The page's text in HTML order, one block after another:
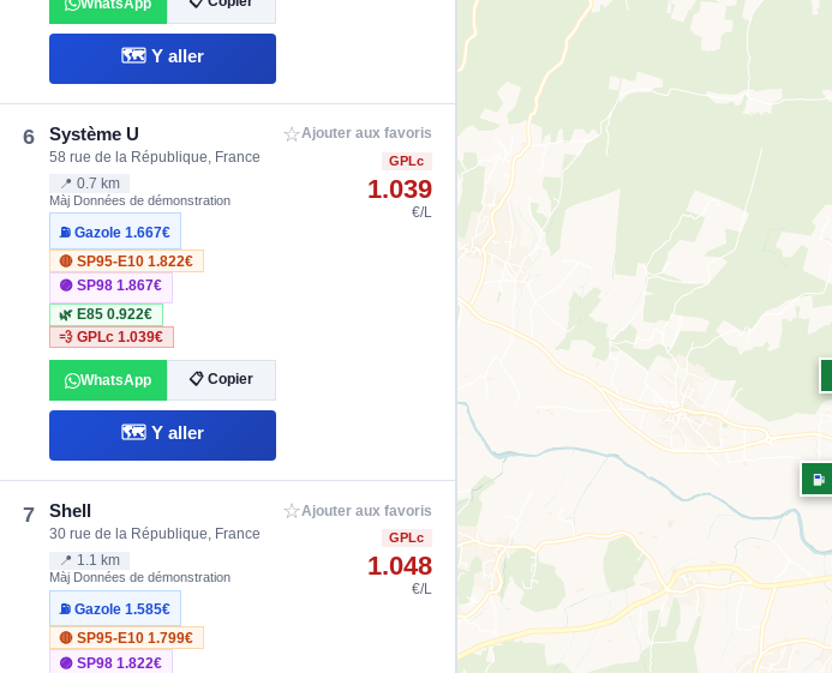
🗺️ Y aller
6 Système U
58 rue de la République, France
📍 0.7 km
Màj Données de démonstration
⛽ Gazole1.667€
🔴 SP95-E101.822€
🟣 SP981.867€
🌿 E850.922€
💨 GPLc1.039€
WhatsApp 📋 Copier
🗺️ Y aller
☆Ajouter aux favoris
GPLc
1.039
€/L
7 Shell
30 rue de la République, France
📍 1.1 km
Màj Données de démonstration
⛽ Gazole1.585€
🔴 SP95-E101.799€
🟣 SP981.822€
☆Ajouter aux favoris
GPLc
1.048
€/L